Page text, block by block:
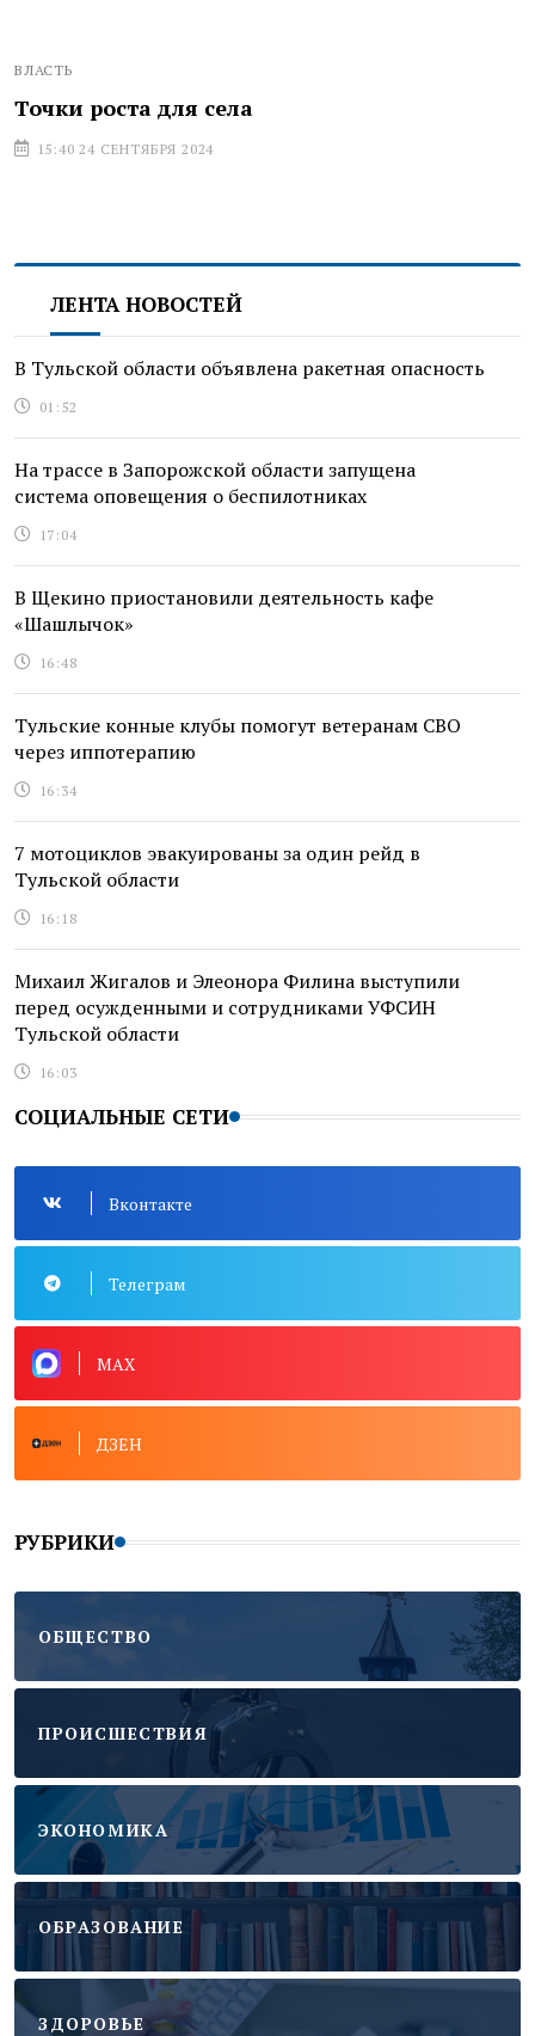
ВЛАСТЬ
Точки роста для села
15:40 24 СЕНТЯБРЯ 2024
ЛЕНТА НОВОСТЕЙ
В Тульской области объявлена ракетная опасность
01:52
На трассе в Запорожской области запущена
система оповещения о беспилотниках
17:04
В Щекино приостановили деятельность кафе
«Шашлычок»
16:48
Тульские конные клубы помогут ветеранам СВО
через иппотерапию
16:34
7 мотоциклов эвакуированы за один рейд в
Тульской области
16:18
Михаил Жигалов и Элеонора Филина выступили
перед осужденными и сотрудниками УФСИН
Тульской области
16:03
СОЦИАЛЬНЫЕ СЕТИ
Вконтакте
Телеграм
MAX
ДЗЕН
РУБРИКИ
ОБЩЕСТВО
ПРОИСШЕСТВИЯ
ЭКОНОМИКА
ОБРАЗОВАНИЕ
ЗДОРОВЬЕ